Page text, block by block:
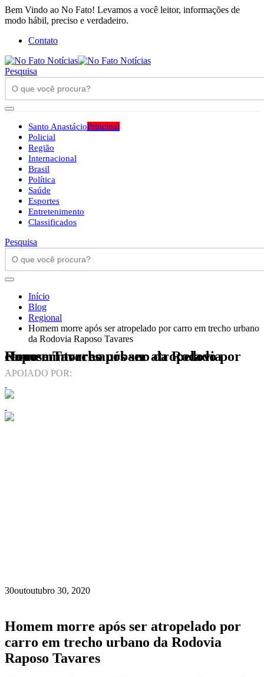
Bem Vindo ao No Fato! Levamos a você leitor, informações de
modo hábil, preciso e verdadeiro.
Contato
Pesquisa
Santo AnastácioPrincipal
Policial
Região
Internacional
Brasil
Política
Saúde
Esportes
Entretenimento
Classificados
Pesquisa
Início
Blog
Regional
Homem morre após ser atropelado por carro em trecho urbano
da Rodovia Raposo Tavares
Homem morre após ser atropelado por carro em trecho urbano da Rodovia Raposo Tavares
APOIADO POR:
30outoutubro 30, 2020
Homem morre após ser atropelado por
carro em trecho urbano da Rodovia
Raposo Tavares